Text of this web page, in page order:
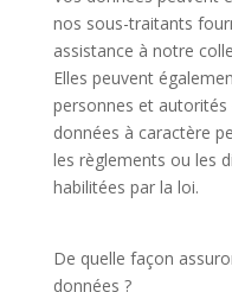
nos sous-traitants
assistance à notre
Elles peuvent
personnes et autorités
données à caractère
les règlements ou les
habilitées par la loi.
De quelle façon
données ?